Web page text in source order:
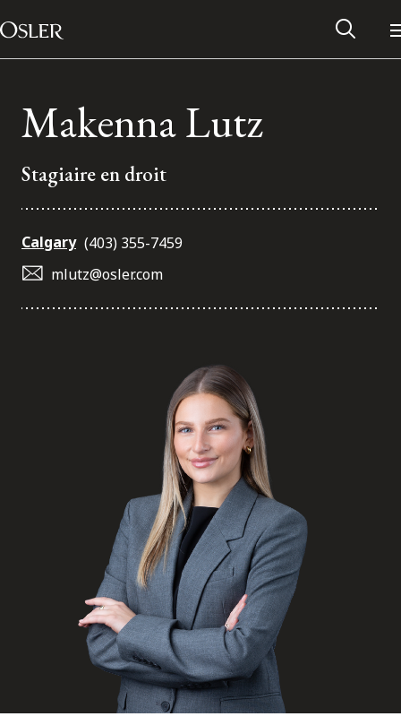
Passer au contenu
Main Navigation
S’abonner aux articles Osler
Makenna Lutz
Stagiaire en droit
Calgary (403) 355-7459
mlutz@osler.com